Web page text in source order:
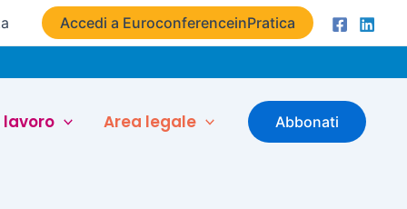
Accedi a EuroconferenceinPratica
lavoro Area legale Abbonati